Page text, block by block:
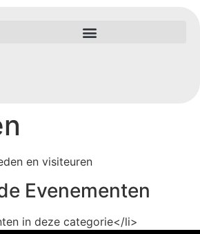
en visiteuren
Evenementen
in deze categorie</li>